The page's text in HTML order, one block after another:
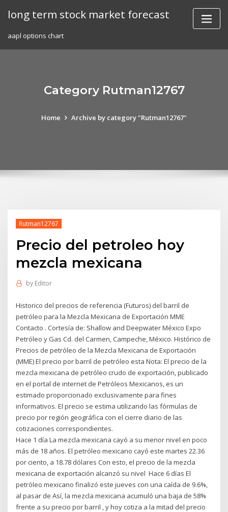
long term stock market forecast
aapl options chart
Category Rutman12767
Home Archive by category "Rutman12767"
Rutman12767
Precio del petroleo hoy
mezcla mexicana
by Editor
Historico del precios de referencia (Futuros) del barril de
petróleo para la Mezcla Mexicana de Exportación MME
Contacto . Cortesía de: Shallow and Deepwater México Expo
Petróleo y Gas Cd. del Carmen, Campeche, México. Histórico de
Precios de petróleo de la Mezcla Mexicana de Exportación
(MME) El precio por barril de petróleo esta Nota: El precio de la
mezcla mexicana de petróleo crudo de exportación, publicado
en el portal de internet de Petróleos Mexicanos, es un
estimado proporcionado exclusivamente para fines
informativos. El precio se estima utilizando las fórmulas de
precio por región geográfica con el cierre diario de las
cotizaciones correspondientes.
Hace 1 día La mezcla mexicana cayó a su menor nivel en poco
más de 18 años. El petróleo mexicano cayó este martes 22.36
por ciento, a 18.78 dólares Con esto, el precio de la mezcla
mexicana de exportación alcanzó su nivel Hace 6 días El
petróleo mexicano finalizó este jueves con una caída de 9.6%,
al pasar de Así, la mezcla mexicana acumuló una baja de 58%
frente a su precio por barril , y hoy cotiza a la mitad del precio